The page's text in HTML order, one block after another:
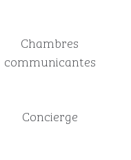
Chambres
communicantes
Concierge